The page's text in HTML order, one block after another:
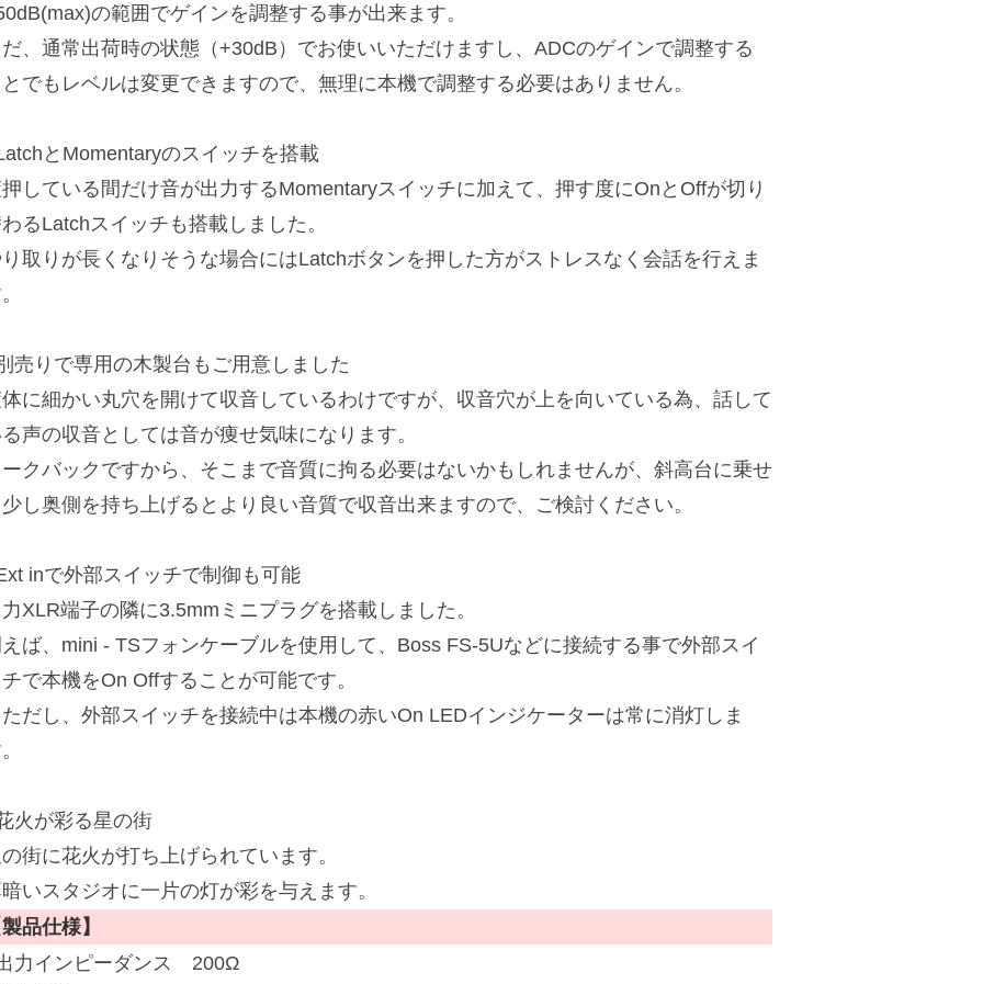
の範囲でゲインを調整する事が出来ます。
、通常出荷時の状態（+30dB）でお使いいただけますし、ADCのゲインで調整する
とでもレベルは変更できますので、無理に本機で調整する必要はありません。
とMomentaryのスイッチを搭載
している間だけ音が出力するMomentaryスイッチに加えて、押す度にOnとOffが切り
るLatchスイッチも搭載しました。
取りが長くなりそうな場合にはLatchボタンを押した方がストレスなく会話を行えま
売りで専用の木製台もご用意しました
に細かい丸穴を開けて収音しているわけですが、収音穴が上を向いている為、話して
声の収音としては音が痩せ気味になります。
ークバックですから、そこまで音質に拘る必要はないかもしれませんが、斜高台に乗せ
し奥側を持ち上げるとより良い音質で収音出来ますので、ご検討ください。
inで外部スイッチで制御も可能
XLR端子の隣に3.5mmミニプラグを搭載しました。
ば、mini - TSフォンケーブルを使用して、Boss FS-5Uなどに接続する事で外部スイ
チで本機をOn Offすることが可能です。
だし、外部スイッチを接続中は本機の赤いOn LEDインジケーターは常に消灯しま
火が彩る星の街
街に花火が打ち上げられています。
いスタジオに一片の灯が彩を与えます。
製品仕様】
力インピーダンス 200Ω